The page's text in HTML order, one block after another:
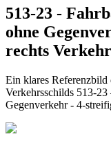
513-23 -
ohne
rechts
Ein klares Referenzbild
Verkehrsschilds 513-
Gegenverkehr - 4-